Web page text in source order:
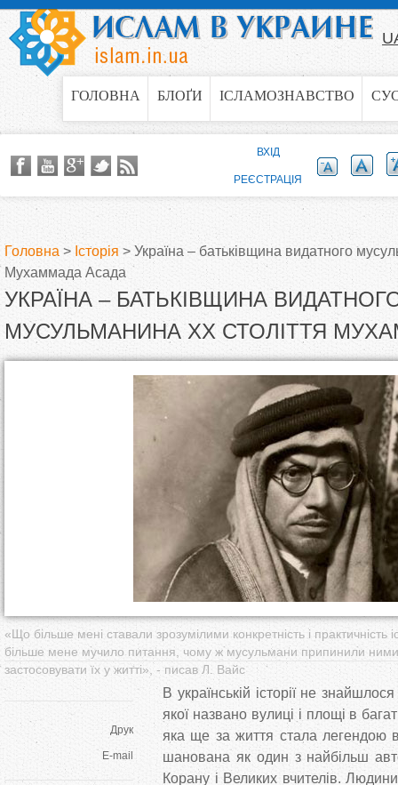
Jump to navigation
ГОЛОВНА БЛОҐИ ІСЛАМОЗНАВСТВО
В
и
є
Головна > Історія > Україна – батьківщина видатного
Мухаммада Асада
УКРАЇНА – БАТЬКІВЩИНА
МУСУЛЬМАНИНА XX СТОЛІТТЯ
«Що більше мені ставали зрозумілими конкретність і практичність
більше мене мучило питання, чому ж мусульмани припинили ними
застосовувати їх у житті», - писав Л. Вайс
Друк
E-mail
В українській історії не
якої названо вулиці і площі в
яка ще за життя стала легендою в
шанована як один з найбільш
Корану і Великих вчителів.
ВХІД
РЕЄСТРАЦІЯ